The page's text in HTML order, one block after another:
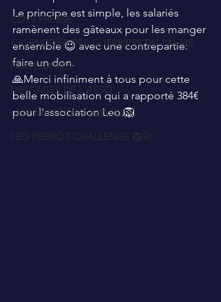
COIN PRESSE
CALENDRIER DES GUERRIERS DU PALAIS
PARTENAIRES
MESSAGES DE L'ASSO
UNE NUIT POUR 2500 VOIX
LEO PIERROT CHALLENGE 🦁🚀
Le principe est simple, les salariés
ramènent des gâteaux pour les manger
ensemble 😉 avec une contrepartie:
faire un don.
🙏Merci infiniment à tous pour cette
belle mobilisation qui a rapporté 384€
pour l'association Leo.🦁